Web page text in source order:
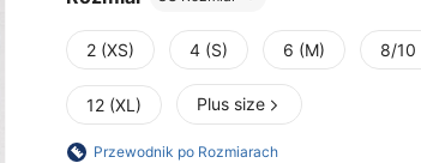
2 (XS) 4 (S) 6 (M) 8/10
12 (XL) Plus size
Przewodnik po Rozmiarach